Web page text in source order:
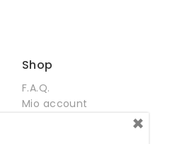
Shop
F.A.Q.
Mio account
×